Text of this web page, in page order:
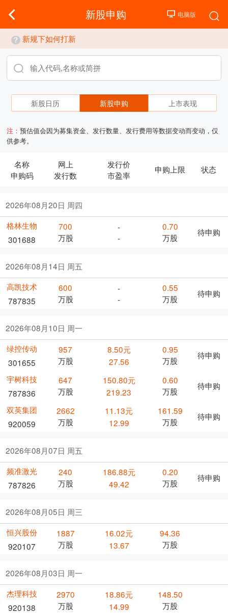
新股申购
新规下如何打新
新股日历 新股申购 上市表现
注：预估值会因为募集资金、发行数量、发行费用等数据变动而变动，仅
供参考。
名称
申购码
网上
发行数
发行价
市盈率
申购上限 状态
2026年08月20日 周四
格林生物
301688
700
万股
-
-
0.70
万股
待申购
2026年08月14日 周五
高凯技术
787835
600
万股
-
-
0.55
万股
待申购
2026年08月10日 周一
绿控传动
301655
957
万股
8.50元
27.56
0.95
万股
待申购
宇树科技
787836
647
万股
150.80元
219.23
0.60
万股
待申购
双英集团
920059
2662
万股
11.13元
12.99
161.59
万股
待申购
2026年08月07日 周五
频准激光
787826
240
万股
186.88元
49.42
0.20
万股
待申购
2026年08月05日 周三
恒兴股份
920107
1887
万股
16.02元
13.67
94.36
万股
2026年08月03日 周一
杰理科技
920138
2970
万股
18.86元
14.99
148.50
万股